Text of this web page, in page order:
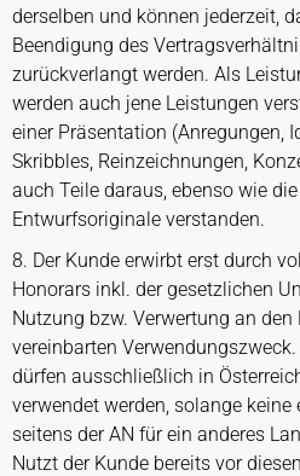
derselben und können jederzeit,
Beendigung des
zurückverlangt werden. Als
werden auch jene Leistungen
einer Präsentation (Anregungen,
Skribbles, Reinzeichnungen,
auch Teile daraus, ebenso wie
Entwurfsoriginale verstanden.
8. Der Kunde erwirbt erst durch
Honorars inkl. der gesetzlichen
Nutzung bzw. Verwertung an den
vereinbarten
dürfen ausschließlich in
verwendet werden, solange
seitens der AN für ein anderes
Nutzt der Kunde bereits vor